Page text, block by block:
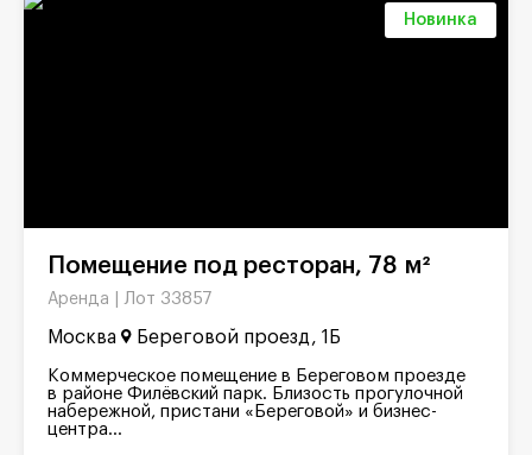
Новинка
Помещение под ресторан, 78 м²
Аренда | Лот 33857
Москва Береговой проезд, 1Б
Коммерческое помещение в Береговом проезде
в районе Филёвский парк. Близость прогулочной
набережной, пристани «Береговой» и бизнес-
центра...